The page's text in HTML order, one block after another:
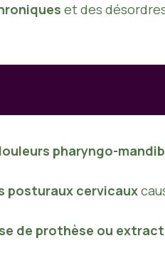
et des
pharyngo-
posturaux cervicaux
de prothèse ou